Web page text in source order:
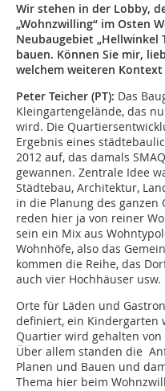
Wir stehen in der Lobby,
„Wohnzwilling“ im Osten
Neubaugebiet „Hellwinkel
bauen. Können Sie mir,
welchem weiteren
Peter Teicher (PT): Das
Kleingartengelände, das
wird. Die
Ergebnis eines
2012 auf, das damals
gewannen. Zentrale Idee
Städtebau, Architektur,
in die Planung des
reden hier ja von reiner
sein ein Mix aus
Wohnhöfe, also das
kommen die Reihe, das
auch vier Hochhäuser usw.
Orte für Läden und
definiert, ein Kindergarten
Quartier wird gehalten
Über allem standen die
Planen und Bauen und
Thema hier beim